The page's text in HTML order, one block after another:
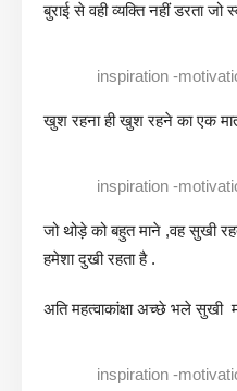
बुराई से वही व्यक्ति नहीं डरता जो
inspiration -
खुश रहना ही खुश रहने का एक
inspiration -
जो थोड़े को बहुत माने ,वह सुखी
हमेशा दुखी रहता है .
अति महत्वाकांक्षा अच्छे भले सुखी
inspiration -